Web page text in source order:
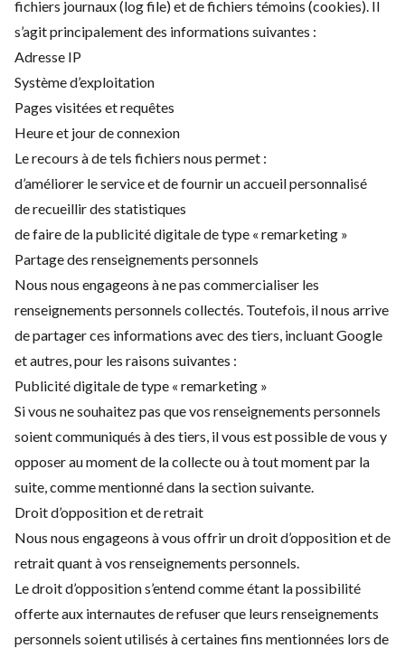
fichiers journaux (log file) et de fichiers témoins (cookies). Il
s’agit principalement des informations suivantes :
Adresse IP
Système d’exploitation
Pages visitées et requêtes
Heure et jour de connexion
Le recours à de tels fichiers nous permet :
d’améliorer le service et de fournir un accueil personnalisé
de recueillir des statistiques
de faire de la publicité digitale de type « remarketing »
Partage des renseignements personnels
Nous nous engageons à ne pas commercialiser les
renseignements personnels collectés. Toutefois, il nous arrive
de partager ces informations avec des tiers, incluant Google
et autres, pour les raisons suivantes :
Publicité digitale de type « remarketing »
Si vous ne souhaitez pas que vos renseignements personnels
soient communiqués à des tiers, il vous est possible de vous y
opposer au moment de la collecte ou à tout moment par la
suite, comme mentionné dans la section suivante.
Droit d’opposition et de retrait
Nous nous engageons à vous offrir un droit d’opposition et de
retrait quant à vos renseignements personnels.
Le droit d’opposition s’entend comme étant la possibilité
offerte aux internautes de refuser que leurs renseignements
personnels soient utilisés à certaines fins mentionnées lors de